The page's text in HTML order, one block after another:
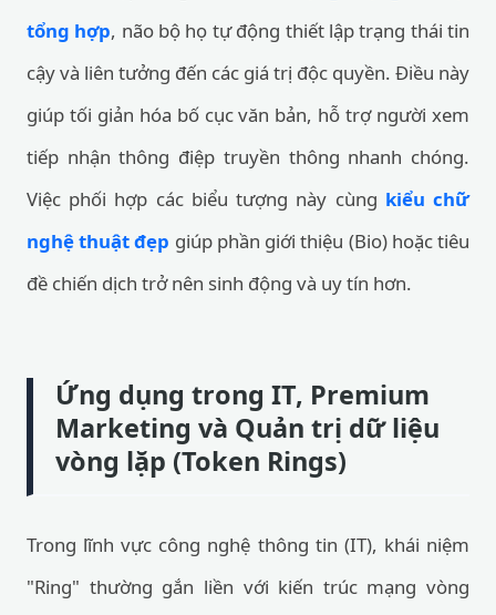
tổng hợp, não bộ họ tự động thiết lập trạng thái tin
cậy và liên tưởng đến các giá trị độc quyền. Điều này
giúp tối giản hóa bố cục văn bản, hỗ trợ người xem
tiếp nhận thông điệp truyền thông nhanh chóng.
Việc phối hợp các biểu tượng này cùng kiểu chữ
nghệ thuật đẹp giúp phần giới thiệu (Bio) hoặc tiêu
đề chiến dịch trở nên sinh động và uy tín hơn.
Ứng dụng trong IT, Premium
Marketing và Quản trị dữ liệu
vòng lặp (Token Rings)
Trong lĩnh vực công nghệ thông tin (IT), khái niệm
"Ring" thường gắn liền với kiến trúc mạng vòng